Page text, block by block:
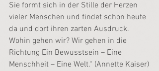
Sie formt sich in der Stille der Herzen
vieler Menschen und findet schon heute
da und dort ihren zarten Ausdruck.
Wohin gehen wir? Wir gehen in die
Richtung Ein Bewusstsein – Eine
Menschheit – Eine Welt.“ (Annette Kaiser)